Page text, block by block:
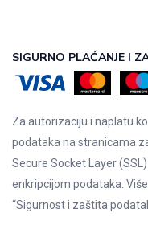
SIGURNO PLAĆANJE I
Za autorizaciju i naplatu
podataka na stranicama
Secure Socket Layer
enkripcijom podataka.
“Sigurnost i zaštita